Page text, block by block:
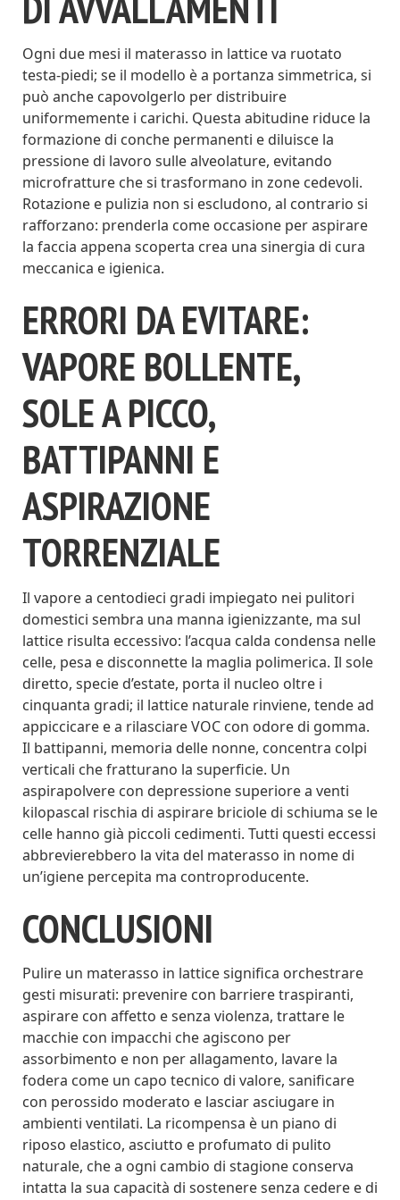
Ogni due mesi il materasso in lattice va ruotato
testa-piedi; se il modello è a portanza simmetrica, si
può anche capovolgerlo per distribuire
uniformemente i carichi. Questa abitudine riduce la
formazione di conche permanenti e diluisce la
pressione di lavoro sulle alveolature, evitando
microfratture che si trasformano in zone cedevoli.
Rotazione e pulizia non si escludono, al contrario si
rafforzano: prenderla come occasione per aspirare
la faccia appena scoperta crea una sinergia di cura
meccanica e igienica.
ERRORI DA EVITARE:
VAPORE BOLLENTE,
SOLE A PICCO,
BATTIPANNI E
ASPIRAZIONE
TORRENZIALE
Il vapore a centodieci gradi impiegato nei pulitori
domestici sembra una manna igienizzante, ma sul
lattice risulta eccessivo: l’acqua calda condensa nelle
celle, pesa e disconnette la maglia polimerica. Il sole
diretto, specie d’estate, porta il nucleo oltre i
cinquanta gradi; il lattice naturale rinviene, tende ad
appiccicare e a rilasciare VOC con odore di gomma.
Il battipanni, memoria delle nonne, concentra colpi
verticali che fratturano la superficie. Un
aspirapolvere con depressione superiore a venti
kilopascal rischia di aspirare briciole di schiuma se le
celle hanno già piccoli cedimenti. Tutti questi eccessi
abbrevierebbero la vita del materasso in nome di
un’igiene percepita ma controproducente.
CONCLUSIONI
Pulire un materasso in lattice significa orchestrare
gesti misurati: prevenire con barriere traspiranti,
aspirare con affetto e senza violenza, trattare le
macchie con impacchi che agiscono per
assorbimento e non per allagamento, lavare la
fodera come un capo tecnico di valore, sanificare
con perossido moderato e lasciar asciugare in
ambienti ventilati. La ricompensa è un piano di
riposo elastico, asciutto e profumato di pulito
naturale, che a ogni cambio di stagione conserva
intatta la sua capacità di sostenere senza cedere e di